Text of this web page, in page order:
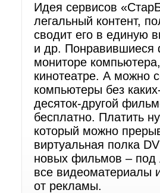
Идея сервисов
легальный контент,
сводит его в единую
и др. Понравившиеся
мониторе
кинотеатре. А можно
компьютеры без
десяток-другой
бесплатно. Платить
который можно
виртуальная полка
новых фильмов – под
все видеоматериалы
от рекламы.